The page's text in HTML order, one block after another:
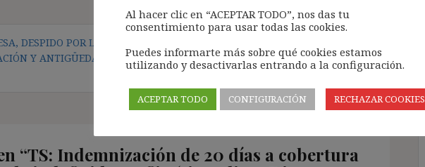
DESPIDO POR LA
Y ANTIGÜEDAD
SISTEMATIZADA DE CRITERIOS
JURISPRUDENCIALES)
“TS: Indemnización de 20 días a cobertura
Al hacer clic en “ACEPTAR TODO”, nos das tu
consentimiento para usar todas las cookies.
Puedes informarte más sobre qué cookies estamos
utilizando y desactivarlas entrando a la configuración.
ACEPTAR TODO CONFIGURACIÓN RECHAZAR COOKIES